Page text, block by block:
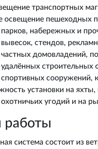
транспортных
освещение пешеходных
набережных и
стендов,
домовладений,
строительных
сооружений,
установки на яхты,
угодий и на
работы
система состоит из